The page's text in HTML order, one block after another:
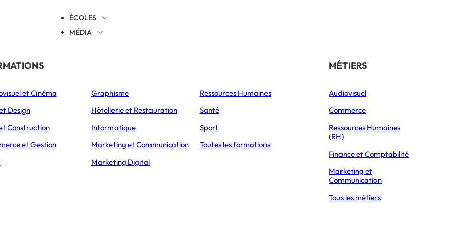
ÉCOLES
MÉDIA
Éducation
L’Express Éducation
Bachelors
L’Express Éducation
Masters
THÉMATIQUES
Orientation
Vie étudiante
Formations
Partir à l’étranger
et Cinéma
Design
Construction
et Gestion
Graphisme
Hôtellerie et Restauration
Informatique
Marketing et Communication
Marketing Digital
Ressources Humaines
Santé
Sport
Toutes les formations
MÉTIERS
Audiovisuel
Commerce
Ressources Humaines
(RH)
Finance et Comptabilité
Marketing et
Communication
Tous les métiers
MÉTIERS GESTIONNAIRE IMMOBILIER